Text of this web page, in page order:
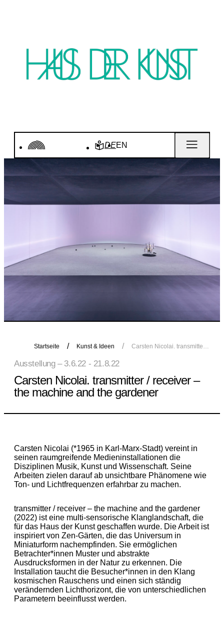
DEEN
Startseite Kunst & Ideen
Ausstellung – 3.6.22 - 21.8.22
Carsten Nicolai. transmitter / receiver –
the machine and the gardener
Carsten Nicolai (*1965 in Karl-Marx-Stadt) vereint in
seinen raumgreifende Medieninstallationen die
Disziplinen Musik, Kunst und Wissenschaft. Seine
Arbeiten zielen darauf ab unsichtbare Phänomene wie
Ton- und Lichtfrequenzen erfahrbar zu machen.
transmitter / receiver – the machine and the gardener
(2022) ist eine multi-sensorische Klanglandschaft, die
für das Haus der Kunst geschaffen wurde. Die Arbeit ist
inspiriert von Zen-Gärten, die das Universum in
Miniaturform nachempfinden. Sie ermöglichen
Betrachter*innen Muster und abstrakte
Ausdrucksformen in der Natur zu erkennen. Die
Installation taucht die Besucher*innen in den Klang
kosmischen Rauschens und einen sich ständig
verändernden Lichthorizont, die von unterschiedlichen
Parametern beeinflusst werden.